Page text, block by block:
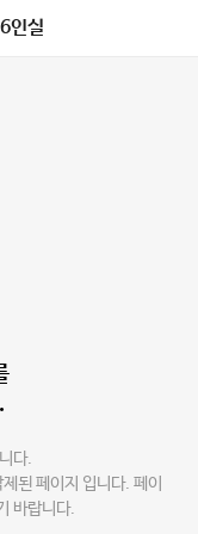
인실
다.
된 페이지 입니다. 페이
바랍니다.